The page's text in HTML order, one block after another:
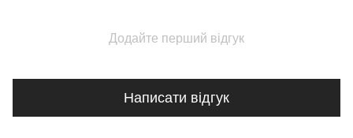
Додайте перший відгук
Написати відгук